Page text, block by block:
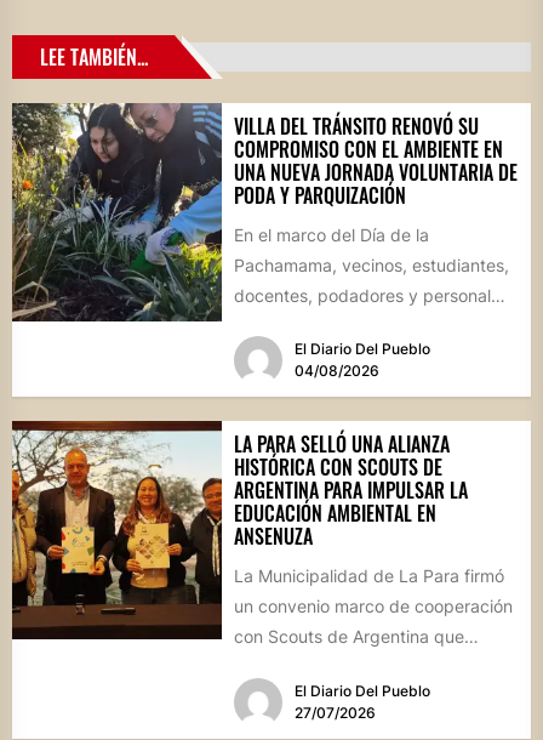
LEE TAMBIÉN...
VILLA DEL TRÁNSITO RENOVÓ SU
COMPROMISO CON EL AMBIENTE EN
UNA NUEVA JORNADA VOLUNTARIA DE
PODA Y PARQUIZACIÓN
En el marco del Día de la
Pachamama, vecinos, estudiantes,
docentes, podadores y personal
de...
El Diario Del Pueblo
04/08/2026
LA PARA SELLÓ UNA ALIANZA
HISTÓRICA CON SCOUTS DE
ARGENTINA PARA IMPULSAR LA
EDUCACIÓN AMBIENTAL EN
ANSENUZA
La Municipalidad de La Para firmó
un convenio marco de cooperación
con Scouts de Argentina que
educativas,...El Diario Del Pueblo
27/07/2026